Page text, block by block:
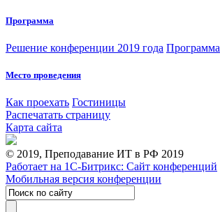
Программа
Решение конференции 2019 года Программа
Место проведения
Как проехать Гостиницы
Распечатать страницу
Карта сайта
© 2019, Преподавание ИТ в РФ 2019
Работает на 1С-Битрикс: Сайт конференций
Мобильная версия конференции